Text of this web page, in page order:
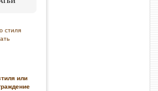
или